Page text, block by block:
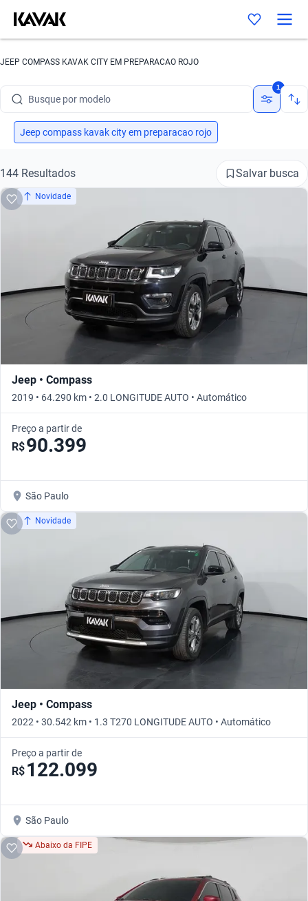
JEEP COMPASS KAVAK CITY EM PREPARACAO ROJO
Busque por marca
Busque por versão
Busque por ano
Busque por modelo
Busque por ano
1
Jeep compass kavak city em preparacao rojo
144 Resultados Salvar busca
Novidade
Jeep • Compass
2019 • 64.290 km • 2.0 LONGITUDE AUTO • Automático
Preço a partir de
R$90.399
São Paulo
Novidade
Jeep • Compass
2022 • 30.542 km • 1.3 T270 LONGITUDE AUTO • Automático
Preço a partir de
R$ 122.099
São Paulo
Abaixo da FIPE